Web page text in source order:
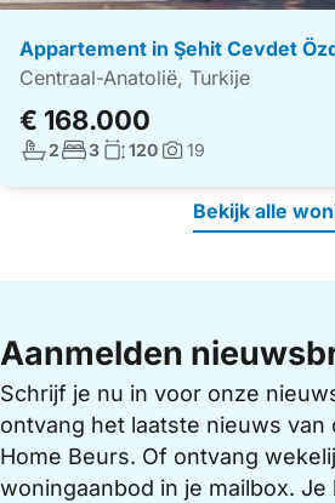
Appartement in Şehit Cevdet
Centraal-Anatolië, Turkije
€ 168.000
Aantal badkamers:
2Aantal slaapkamers:
3Woonoppervlakte:
120Foto's:
19
Bekijk alle
Aanmelden
Schrijf je nu in voor onze
ontvang het laatste nieuws van
Home Beurs. Of ontvang
woningaanbod in je mailbox. Je